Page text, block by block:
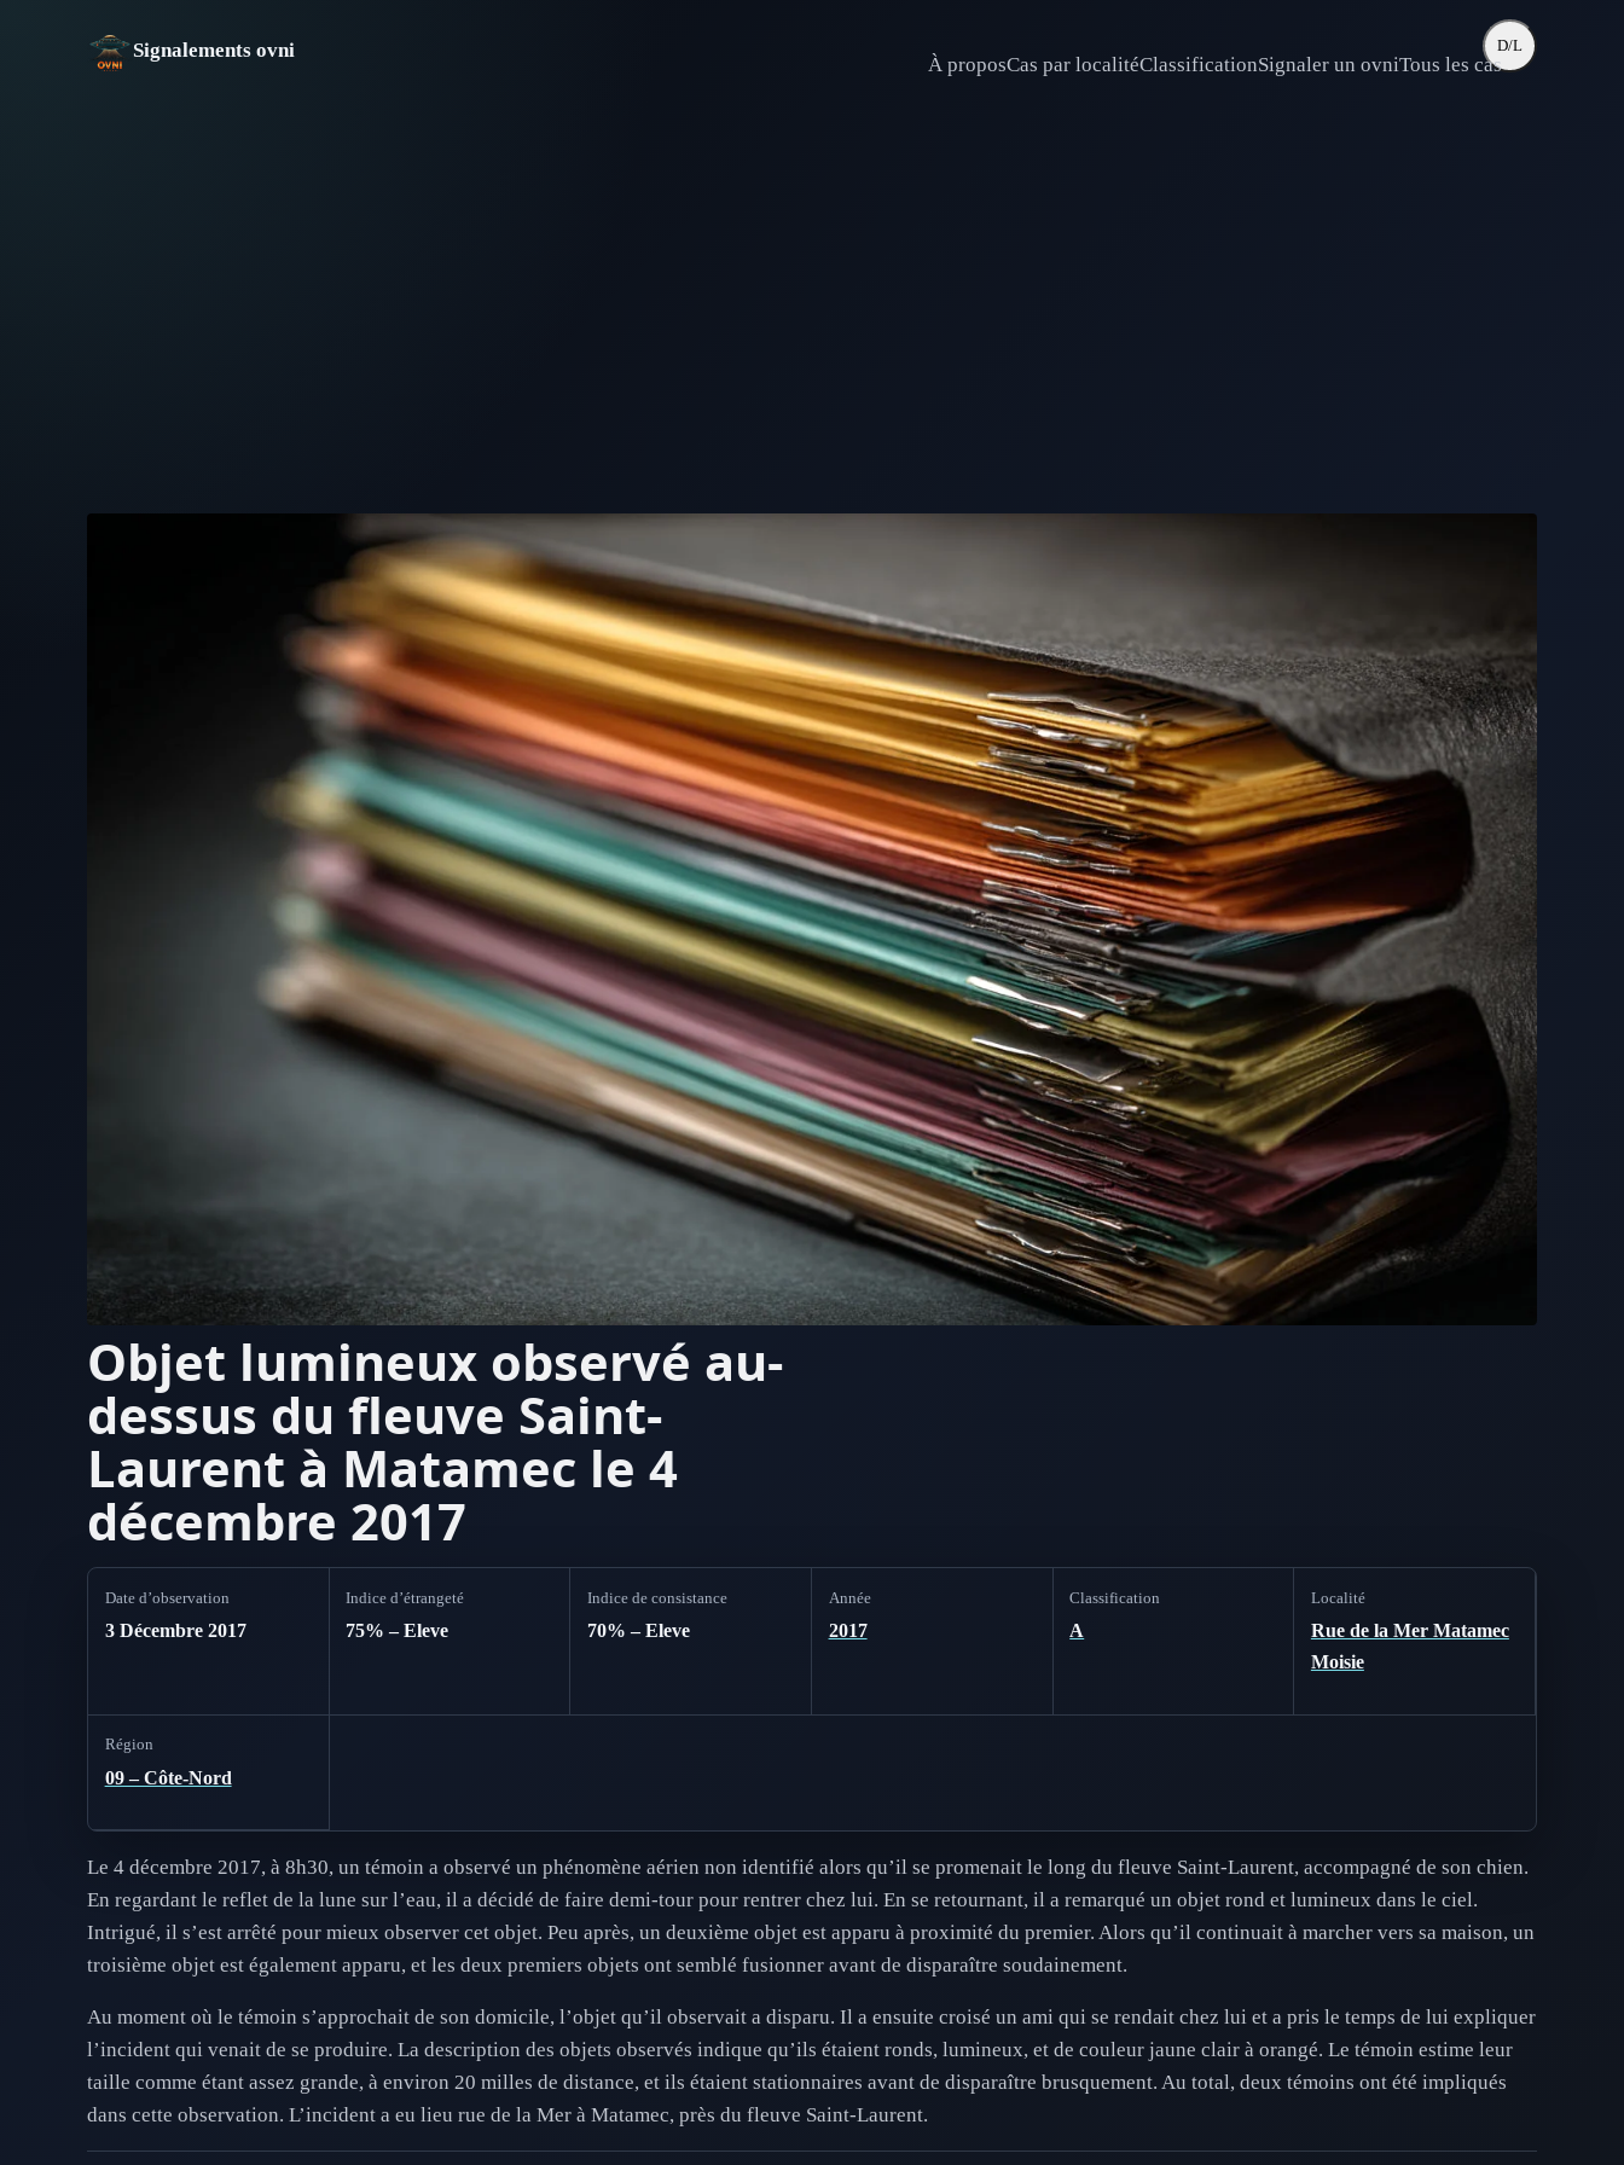
Signalements ovni
À proposCas par localitéClassificationSignaler un ovniTous les cas
D/L
Objet lumineux observé au-
dessus du fleuve Saint-
Laurent à Matamec le 4
décembre 2017
Date d’observation
3 Décembre 2017
Indice d’étrangeté
75% – Eleve
Indice de consistance
70% – Eleve
Année
2017
Classification
A
Localité
Rue de la Mer Matamec
Moisie
Région
09 – Côte-Nord
Le 4 décembre 2017, à 8h30, un témoin a observé un phénomène aérien non identifié alors qu’il se promenait le long du fleuve Saint-Laurent, accompagné de son chien.
En regardant le reflet de la lune sur l’eau, il a décidé de faire demi-tour pour rentrer chez lui. En se retournant, il a remarqué un objet rond et lumineux dans le ciel.
Intrigué, il s’est arrêté pour mieux observer cet objet. Peu après, un deuxième objet est apparu à proximité du premier. Alors qu’il continuait à marcher vers sa maison, un
troisième objet est également apparu, et les deux premiers objets ont semblé fusionner avant de disparaître soudainement.
Au moment où le témoin s’approchait de son domicile, l’objet qu’il observait a disparu. Il a ensuite croisé un ami qui se rendait chez lui et a pris le temps de lui expliquer
l’incident qui venait de se produire. La description des objets observés indique qu’ils étaient ronds, lumineux, et de couleur jaune clair à orangé. Le témoin estime leur
taille comme étant assez grande, à environ 20 milles de distance, et ils étaient stationnaires avant de disparaître brusquement. Au total, deux témoins ont été impliqués
dans cette observation. L’incident a eu lieu rue de la Mer à Matamec, près du fleuve Saint-Laurent.